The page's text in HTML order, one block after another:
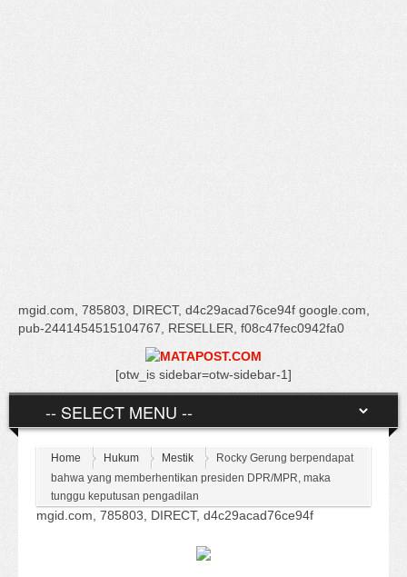
mgid.com, 785803, DIRECT, d4c29acad76ce94f google.com,
pub-2441454515104767, RESELLER, f08c47fec0942fa0
[otw_is sidebar=otw-sidebar-1]
Home Hukum Mestik
Rocky Gerung berpendapat
bahwa yang memberhentikan presiden DPR/MPR, maka
tunggu keputusan pengadilan
mgid.com, 785803, DIRECT, d4c29acad76ce94f